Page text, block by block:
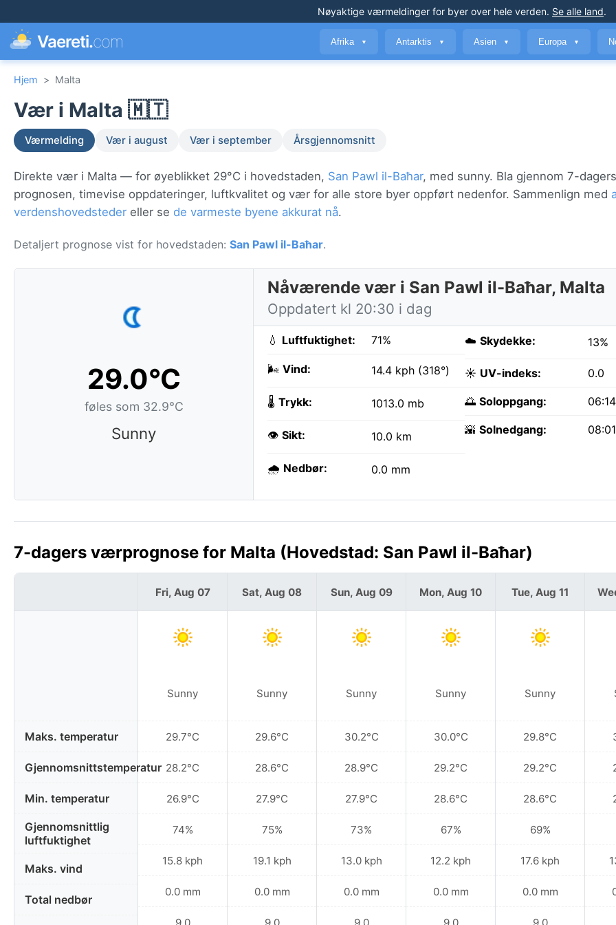
Nøyaktige værmeldinger for byer over hele verden. Se alle land.
Vaereti.com Afrika ▼ Antarktis ▼ Asien ▼ Europa ▼
Hjem > Malta
Vær i Malta 🇲🇹
Værmelding Vær i august Vær i september Årsgjennomsnitt
Direkte vær i Malta — for øyeblikket 29°C i hovedstaden, San Pawl il-Baħar, med sunny. Bla gjennom 7-dagers
prognosen, timevise oppdateringer, luftkvalitet og vær for alle store byer oppført nedenfor. Sammenlign med
verdenshovedsteder eller se de varmeste byene akkurat nå.
Detaljert prognose vist for hovedstaden: San Pawl il-Baħar.
29.0°C
føles som 32.9°C
Sunny
Nåværende vær i San Pawl il-Baħar, Malta
Oppdatert kl 20:30 i dag
💧 Luftfuktighet: 71%
🌬️ Vind: 14.4 kph (318°)
🌡️ Trykk: 1013.0 mb
👁️ Sikt: 10.0 km
🌧️ Nedbør: 0.0 mm
☁️ Skydekke: 13%
☀️ UV-indeks: 0.0
🌅 Soloppgang:
🌇 Solnedgang:
7-dagers værprognose for Malta (Hovedstad: San Pawl il-Baħar)
Maks. temperatur
Gjennomsnittstemperatur
Min. temperatur
Gjennomsnittlig
luftfuktighet
Maks. vind
Total nedbør
Fri, Aug 07
Sunny
29.7°C
28.2°C
26.9°C
74%
15.8 kph
0.0 mm
Sat, Aug 08
Sunny
29.6°C
28.6°C
27.9°C
75%
19.1 kph
0.0 mm
Sun, Aug 09
Sunny
30.2°C
28.9°C
27.9°C
73%
13.0 kph
0.0 mm
Mon, Aug 10
Sunny
30.0°C
29.2°C
28.6°C
67%
12.2 kph
0.0 mm
Tue, Aug 11
Sunny
29.8°C
29.2°C
28.6°C
69%
17.6 kph
0.0 mm